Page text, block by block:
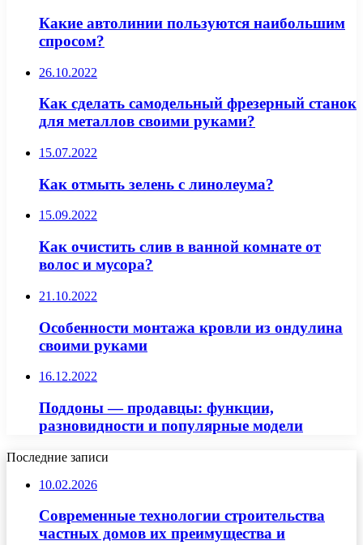
Какие автолинии пользуются наибольшим
спросом?
26.10.2022
Как сделать самодельный фрезерный станок
для металлов своими руками?
15.07.2022
Как отмыть зелень с линолеума?
15.09.2022
Как очистить слив в ванной комнате от
волос и мусора?
21.10.2022
Особенности монтажа кровли из ондулина
своими руками
16.12.2022
Поддоны — продавцы: функции,
разновидности и популярные модели
Последние записи
10.02.2026
Современные технологии строительства
частных домов их преимущества и